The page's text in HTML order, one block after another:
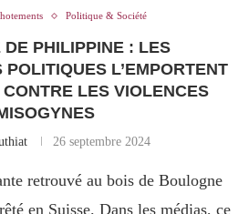
Politique & Société
DE PHILIPPINE : LES
POLITIQUES L’EMPORTENT
LES VIOLENCES
26 septembre 2024
retrouvé au bois de Boulogne
en Suisse. Dans les médias, ce